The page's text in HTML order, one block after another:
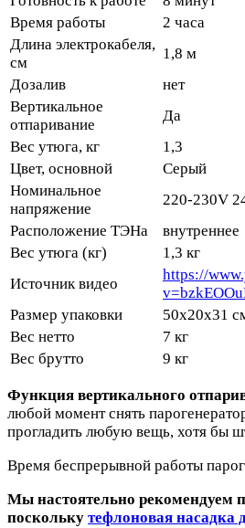
Время работы
2 часа
Длина электрокабеля,
см
1,8 м
Дозалив
нет
Вертикальное
отпаривание
Да
Вес утюга, кг
1,3
Цвет, основной
Серый
Номинальное
напряжение
220-230V
Расположение ТЭНа
внутреннее
Вес утюга (кг)
1,3 кг
Источник видео
https://
Размер упаковки
50х20х31
Вес нетто
7 кг
Вес брутто
9 кг
Функция вертикального
любой момент снять
прогладить любую вещь, хотя бы
Время беспрерывной работы
Мы настоятельно рекомендуем
поскольку тефлоновая насадка